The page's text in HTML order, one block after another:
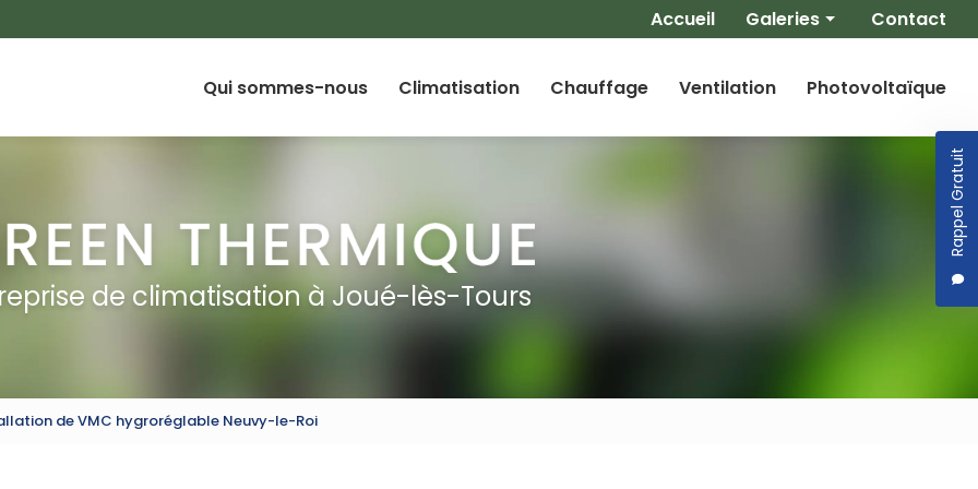
Navigation secondaire
Accueil Galeries
Chauffage
Ventilation
Contact
Rappel Gratuit
Qui sommes-nous
Climatisation Chauffage Ventilation Photovoltaïque
de climatisation à Joué-lès-Tours
de VMC hygroréglable Neuvy-le-Roi